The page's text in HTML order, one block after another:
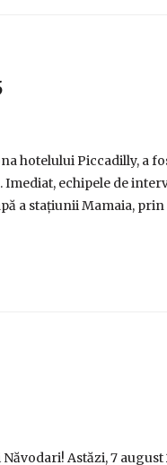
hotelului Piccadilly, a
echipele de
a stațiunii Mamaia,
Astăzi, 7